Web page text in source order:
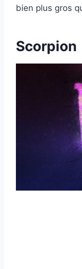
bien plus gros
Scorpion